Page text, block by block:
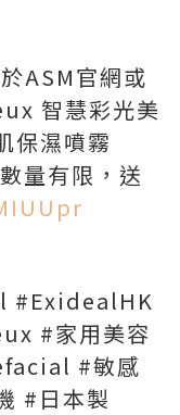
ASM官網或
智慧彩光美
保濕噴霧
量有限，送
#ExidealHK
#家用美容
#敏感
#日本製